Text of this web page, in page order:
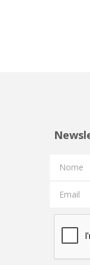
Nome
Email